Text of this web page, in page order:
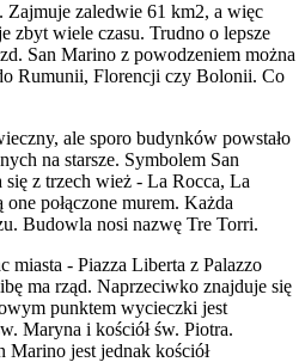
zaledwie 61 km2, a więc
zbyt wiele czasu. Trudno o lepsze
San Marino z powodzeniem można
Rumunii, Florencji czy Bolonii. Co
ale sporo budynków powstało
na starsze. Symbolem San
się z trzech wież - La Rocca, La
połączone murem. Każda
Budowla nosi nazwę Tre Torri.
miasta - Piazza Liberta z Palazzo
ma rząd. Naprzeciwko znajduje się
punktem wycieczki jest
Maryna i kościół św. Piotra.
Marino jest jednak kościół